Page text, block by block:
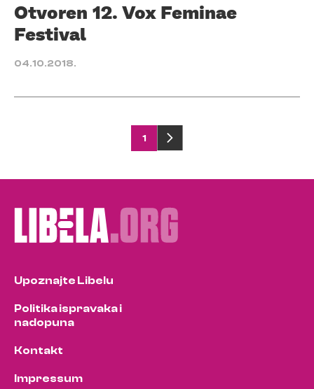
Otvoren 12. Vox Feminae
Festival
04.10.2018.
pagination
1
Upoznajte Libelu
Politika ispravaka i
nadopuna
Kontakt
Impressum